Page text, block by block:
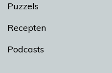
Puzzels
Recepten
Podcasts